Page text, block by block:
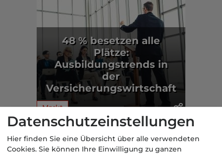
48 % besetzen alle
Plätze:
Ausbildungstrends in
der
Versicherungswirtschaft
Markt
Aus der dvb-Redaktion
Datenschutzeinstellungen
Hier finden Sie eine Übersicht über alle verwendeten
Cookies. Sie können Ihre Einwilligung zu ganzen